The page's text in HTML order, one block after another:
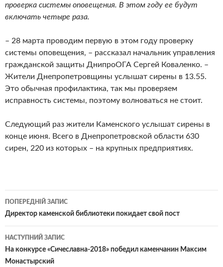
проверка системы оповещения. В этом году ее будут
включать четыре раза.
– 28 марта проводим первую в этом году проверку
системы оповещения, – рассказал начальник управления
гражданской защиты ДнипроОГА Сергей Коваленко. –
Жители Днепропетровщины услышат сирены в 13.55.
Это обычная профилактика, так мы проверяем
исправность системы, поэтому волноваться не стоит.
Следующий раз жители Каменского услышат сирены в
конце июня. Всего в Днепропетровской области 630
сирен, 220 из которых – на крупных предприятиях.
Навігація
по
записам
ПОПЕРЕДНІЙ ЗАПИС
Директор каменской библиотеки покидает свой пост
НАСТУПНИЙ ЗАПИС
На конкурсе «Сичеславна-2018» победил каменчанин Максим
Монастырский